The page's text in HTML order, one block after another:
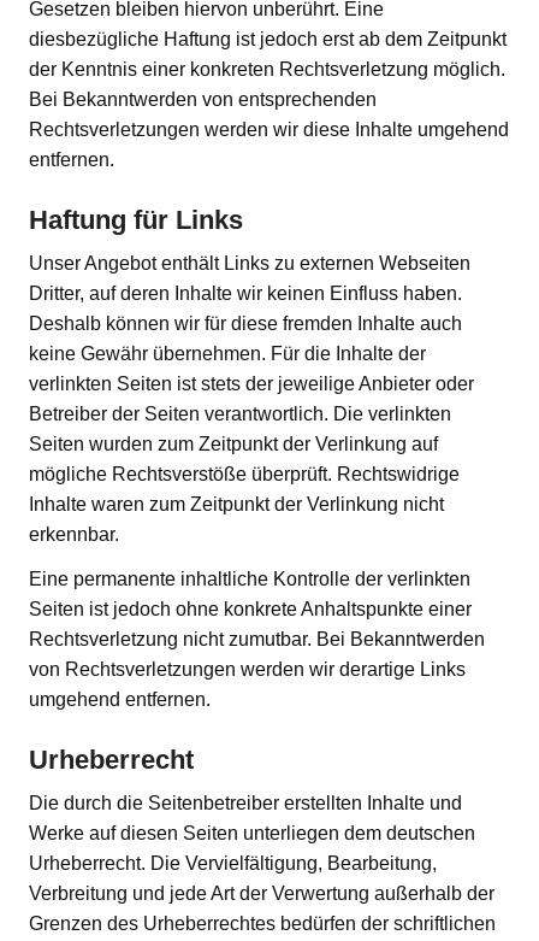
Gesetzen bleiben hiervon unberührt. Eine
diesbezügliche Haftung ist jedoch erst ab dem Zeitpunkt
der Kenntnis einer konkreten Rechtsverletzung möglich.
Bei Bekanntwerden von entsprechenden
Rechtsverletzungen werden wir diese Inhalte umgehend
entfernen.
Haftung für Links
Unser Angebot enthält Links zu externen Webseiten
Dritter, auf deren Inhalte wir keinen Einfluss haben.
Deshalb können wir für diese fremden Inhalte auch
keine Gewähr übernehmen. Für die Inhalte der
verlinkten Seiten ist stets der jeweilige Anbieter oder
Betreiber der Seiten verantwortlich. Die verlinkten
Seiten wurden zum Zeitpunkt der Verlinkung auf
mögliche Rechtsverstöße überprüft. Rechtswidrige
Inhalte waren zum Zeitpunkt der Verlinkung nicht
erkennbar.
Eine permanente inhaltliche Kontrolle der verlinkten
Seiten ist jedoch ohne konkrete Anhaltspunkte einer
Rechtsverletzung nicht zumutbar. Bei Bekanntwerden
von Rechtsverletzungen werden wir derartige Links
umgehend entfernen.
Urheberrecht
Die durch die Seitenbetreiber erstellten Inhalte und
Werke auf diesen Seiten unterliegen dem deutschen
Urheberrecht. Die Vervielfältigung, Bearbeitung,
Verbreitung und jede Art der Verwertung außerhalb der
Grenzen des Urheberrechtes bedürfen der schriftlichen